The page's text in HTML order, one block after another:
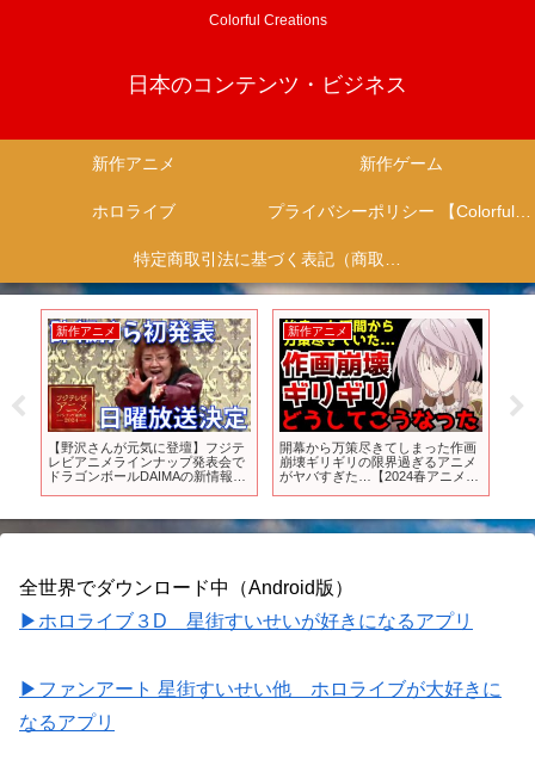
Colorful Creations
日本のコンテンツ・ビジネス
新作アニメ 新作ゲーム
ホロライブ プライバシーポリシー 【Colorful Creation】
特定商取引法に基づく表記（商取引に関する開示）
新作アニメ
【野沢さんが元気に登壇】フジテ
レビアニメラインナップ発表会で
ドラゴンボールDAIMAの新情報発
ランド、AKIRA TORIYAMA】
新作アニメ
開幕から万策尽きてしまった作画
崩壊ギリギリの限界過ぎるアニメ
がヤバすぎた…【2024春アニメ】
全世界でダウンロード中（Android版）
▶ホロライブ３D 星街すいせいが好きになるアプリ
▶ファンアート 星街すいせい他 ホロライブが大好きに
なるアプリ